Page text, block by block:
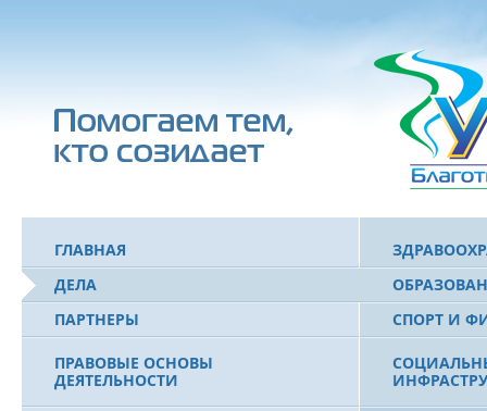
ГЛАВНАЯ
ДЕЛА
ПАРТНЕРЫ
ПРАВОВЫЕ ОСНОВЫ
ДЕЯТЕЛЬНОСТИ
СПОРТ И